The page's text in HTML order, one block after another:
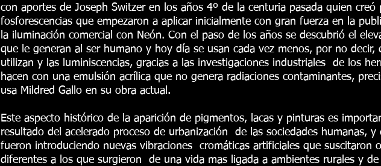
con aportes de Joseph Switzer en los años 4º de la centuria pasada quien creó
fosforescencias que empezaron a aplicar inicialmente con gran fuerza en la
la iluminación comercial con Neón. Con el paso de los años se descubrió el
que le generan al ser humano y hoy día se usan cada vez menos, por no decir,
utilizan y las luminiscencias, gracias a las investigaciones industriales de los
hacen con una emulsión acrílica que no genera radiaciones contaminantes,
usa Mildred Gallo en su obra actual.
Este aspecto histórico de la aparición de pigmentos, lacas y pinturas es
resultado del acelerado proceso de urbanización de las sociedades humanas, y
fueron introduciendo nuevas vibraciones cromáticas artificiales que suscitaron
diferentes a los que surgieron de una vida mas ligada a ambientes rurales y